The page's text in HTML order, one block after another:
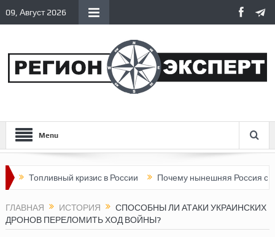
09, Август 2026
Menu
кризис в России Почему нынешняя Россия стала хуже,
ГЛАВНАЯ ИСТОРИЯ
СПОСОБНЫ ЛИ АТАКИ УКРАИНСКИХ
ДРОНОВ ПЕРЕЛОМИТЬ ХОД ВОЙНЫ?